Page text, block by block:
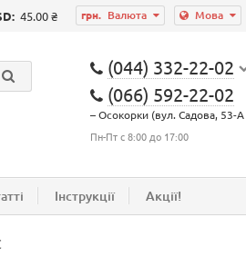
Мова
грн. Валюта
45.00 ₴
(044) 332-22-02
(066) 592-22-02
– Осокорки (вул. Садова, 53-
Пн-Пт с 8:00 до 17:00
Інструкції Акції!